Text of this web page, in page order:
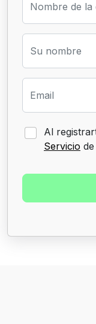
Nombre de la
Su nombre
Email
Al
Servicio